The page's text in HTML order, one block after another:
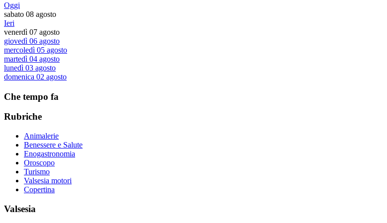
Oggi
sabato 08 agosto
Ieri
venerdì 07 agosto
giovedì 06 agosto
mercoledì 05 agosto
martedì 04 agosto
lunedì 03 agosto
domenica 02 agosto
Che tempo fa
Rubriche
Animalerie
Benessere e Salute
Enogastronomia
Oroscopo
Turismo
Valsesia motori
Copertina
Valsesia